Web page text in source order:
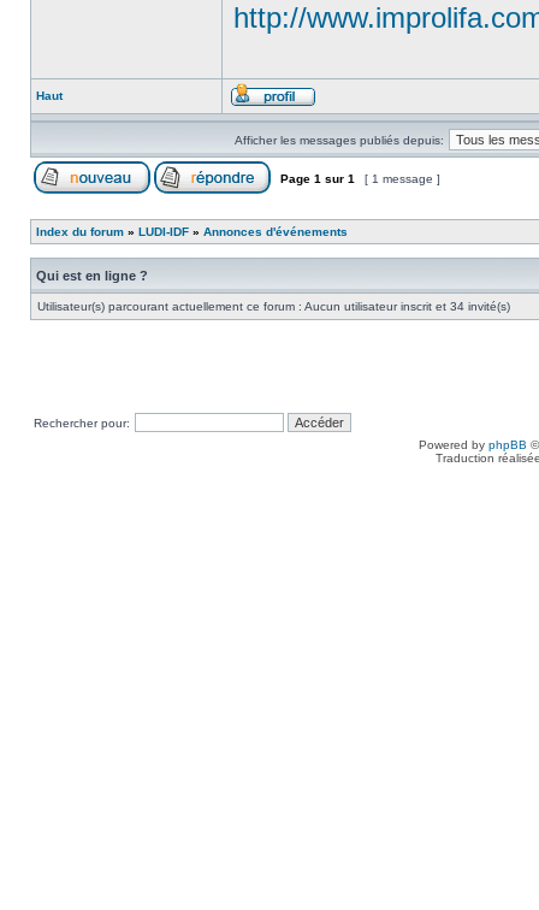
http://
Haut
Afficher les messages publiés depuis:
Page 1 sur 1 [ 1 message ]
Index du forum » LUDI-IDF » Annonces d'événements
Qui est en ligne ?
Utilisateur(s) parcourant actuellement ce forum : Aucun utilisateur inscrit et 34 invité(s)
Rechercher pour:
Powered by phpBB
Traduction